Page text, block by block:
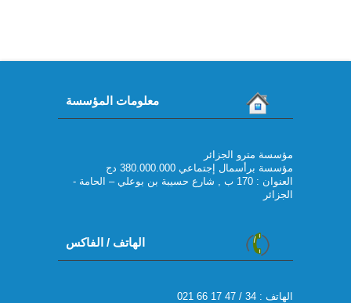
معلومات المؤسسة
مؤسسة مترو الجزائر
مؤسسة برأسمال إجتماعي 380.000.000 دج
العنوان : 170 ب , شارع حسيبة بن بوعلي – الحامة -
الجزائر
الهاتف / الفاكس
021 66 17 47 / 34 : الهاتف